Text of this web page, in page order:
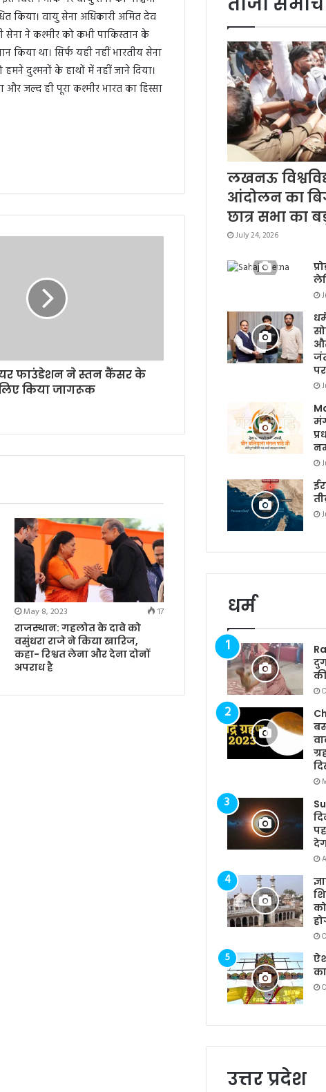
किया। वायु सेना अधिकारी अमित देव
ने कश्मीर को कभी पाकिस्तान के
किया था। सिर्फ यही नहीं भारतीय सेना
दुश्मनों के हाथों में नहीं जाने दिया।
जल्द ही पूरा कश्मीर भारत का हिस्सा
फाउंडेशन ने स्तन कैंसर के
किया जागरूक
May 8, 2023
17
राजस्थान: गहलोत के दावे को
वसुंधरा राजे ने किया खारिज,
कहा- रिश्वत लेना और देना दोनों
अपराध है
लखनऊ
आंदोलन का
छात्र सभा का
July 24, 2026
धर्म
उत्तर प्रदेश